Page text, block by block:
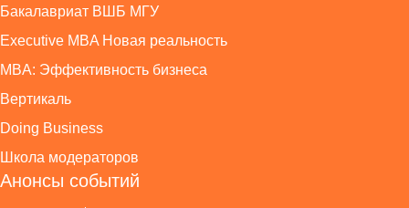
Бакалавриат ВШБ МГУ
Executive MBA Новая реальность
MBA: Эффективность бизнеса
Вертикаль
Doing Business
Школа модераторов
Анонсы событий